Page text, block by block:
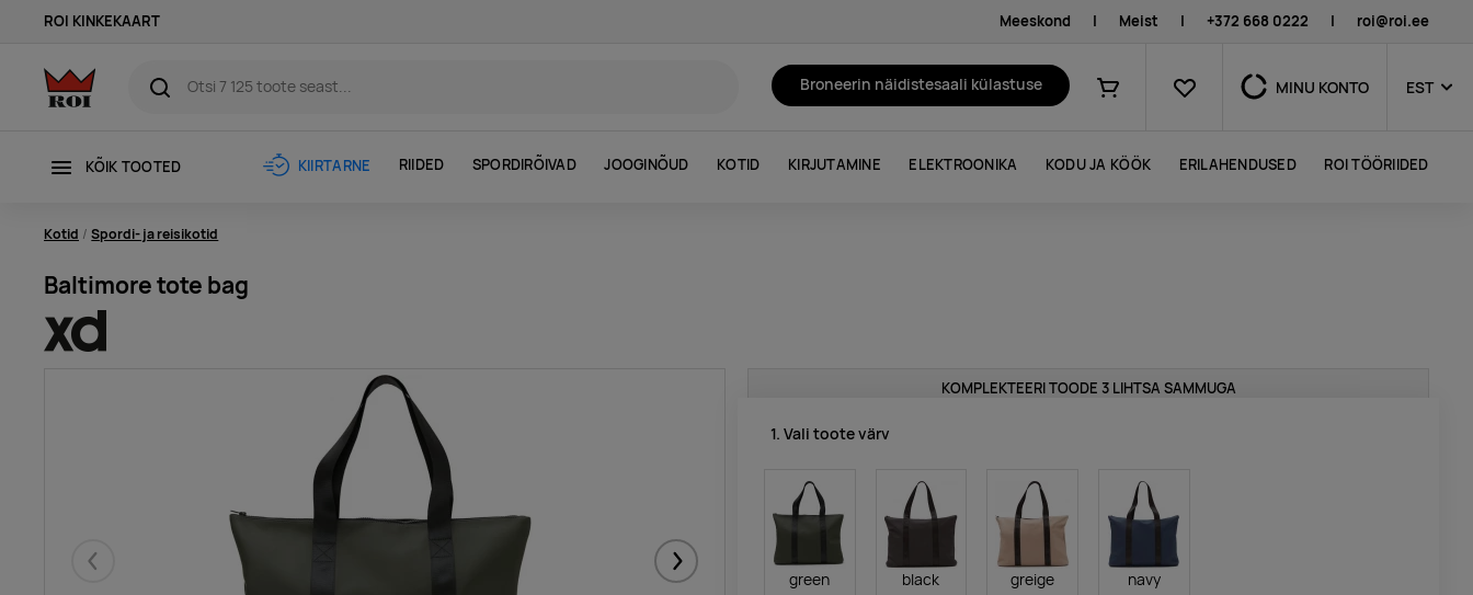
ROI KINKEKAART Meeskond | Meist | +372 668 0222 | roi@roi.ee
Broneerin näidistesaali külastuse
Ostukorv
Lemmikud MINU KONTO EST
KÕIK TOOTED KIIRTARNE RIIDED SPORDIRÕIVAD JOOGINÕUD KOTID KIRJUTAMINE ELEKTROONIKA KODU JA KÖÖK ERILAHENDUSED ROI TÖÖRIIDED
Kotid Spordi- ja reisikotid
Baltimore tote bag
Eelmised Järgmised
KOMPLEKTEERI TOODE 3 LIHTSA SAMMUGA
1. Vali toote värv
green black greige navy